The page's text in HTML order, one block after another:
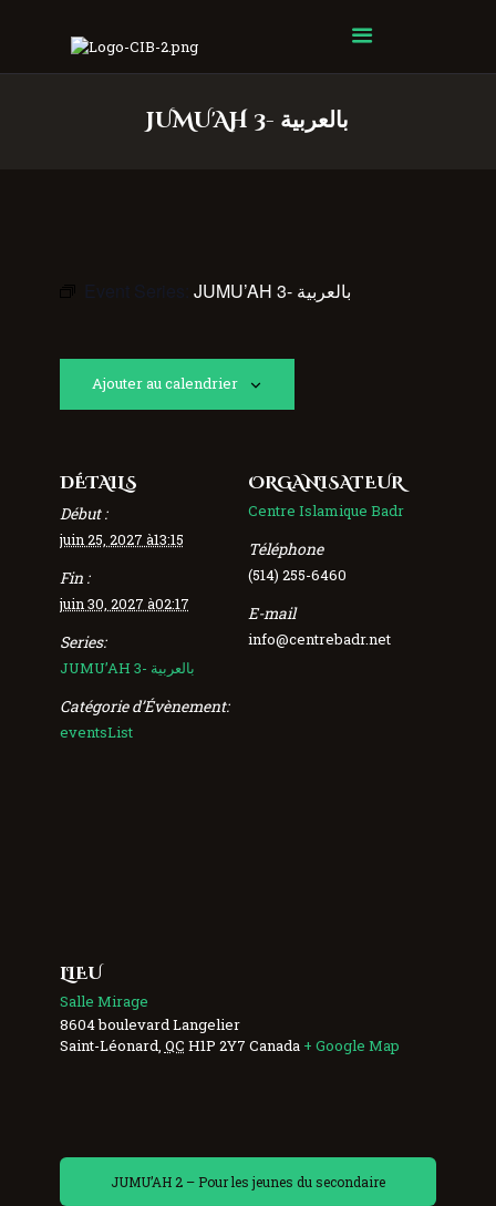
JUMU'AH 3- بالعربية
Centre Islamique Badr
Event Series: JUMU’AH 3- بالعربية
Ajouter au calendrier
DÉTAILS
Début :
juin 25, 2027 à13:15
Fin :
juin 30, 2027 à02:17
Series:
JUMU’AH 3- بالعربية
Catégorie d’Évènement:
eventsList
ORGANISATEUR
Centre Islamique Badr
Téléphone
(514) 255-6460
E-mail
info@centrebadr.net
LIEU
Salle Mirage
8604 boulevard Langelier
Saint-Léonard QC H1P 2Y7 Canada + Google Map
JUMU’AH 2 – Pour les jeunes du secondaire